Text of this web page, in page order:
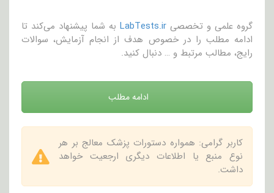
گروه علمی و تخصصی LabTests.ir به شما پیشنهاد می‌کند تا
ادامه مطلب را در خصوص هدف از انجام آزمایش، سوالات
رایج، مطالب مرتبط و … دنبال کنید.
ادامه مطلب
کاربر گرامی: همواره دستورات پزشک معالج بر هر
نوع منبع یا اطلاعات دیگری ارجعیت خواهد
داشت.